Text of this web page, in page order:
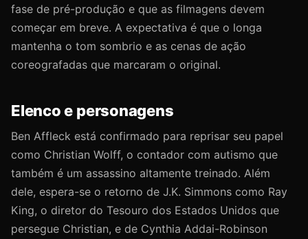
fase de pré-produção e que as filmagens devem
começar em breve. A expectativa é que o longa
mantenha o tom sombrio e as cenas de ação
coreografadas que marcaram o original.
Elenco e personagens
Ben Affleck está confirmado para reprisar seu papel
como Christian Wolff, o contador com autismo que
também é um assassino altamente treinado. Além
dele, espera-se o retorno de J.K. Simmons como Ray
King, o diretor do Tesouro dos Estados Unidos que
persegue Christian, e de Cynthia Addai-Robinson